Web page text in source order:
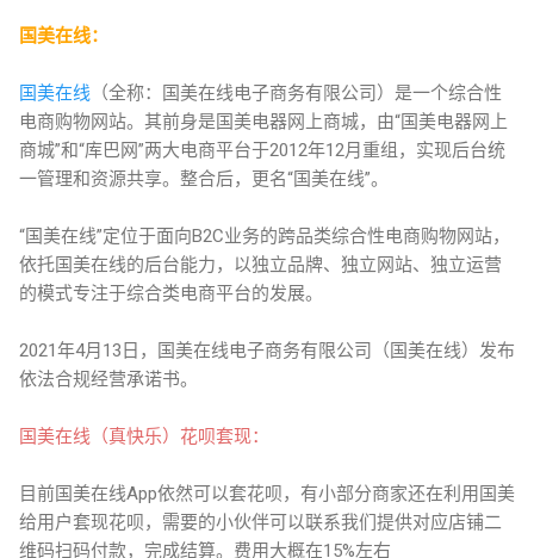
国美在线：
国美在线 （全称：国美在线电子商务有限公司）是一个综合性
电商购物网站。其前身是国美电器网上商城，由“国美电器网上
商城”和“库巴网”两大电商平台于2012年12月重组，实现后台统
一管理和资源共享。整合后，更名“国美在线”。
“国美在线”定位于面向B2C业务的跨品类综合性电商购物网站，
依托国美在线的后台能力，以独立品牌、独立网站、独立运营
的模式专注于综合类电商平台的发展。
2021年4月13日，国美在线电子商务有限公司（国美在线）发布
依法合规经营承诺书。
国美在线（真快乐）花呗套现：
目前国美在线App依然可以套花呗，有小部分商家还在利用国美
给用户套现花呗，需要的小伙伴可以联系我们提供对应店铺二
维码扫码付款，完成结算。费用大概在15%左右